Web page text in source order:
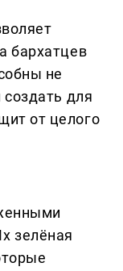
бархатцев
не
создать для
от целого
зелёная